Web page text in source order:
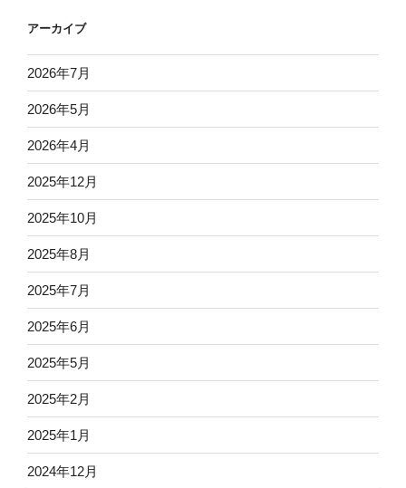
アーカイブ
2026年7月
2026年5月
2026年4月
2025年12月
2025年10月
2025年8月
2025年7月
2025年6月
2025年5月
2025年2月
2025年1月
2024年12月